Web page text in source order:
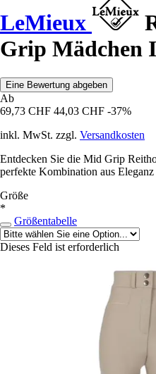
LeMieux
Grip Mädchen
Eine Bewertung abgeben
Ab
69,73 CHF 44,03 CHF -37%
inkl. MwSt. zzgl. Versandkosten
Entdecken Sie die Mid Grip
perfekte Kombination aus
Größe
*
Größentabelle
Dieses Feld ist erforderlich